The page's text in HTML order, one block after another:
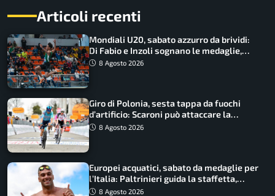
Articoli recenti
Mondiali U20, sabato azzurro da brividi:
Di Fabio e Inzoli sognano le medaglie,
Castellani e Succo in finale
8 Agosto 2026
Giro di Polonia, sesta tappa da fuochi
d’artificio: Scaroni può attaccare la
maglia di Lemmen
8 Agosto 2026
Europei acquatici, sabato da medaglie per
l’Italia: Paltrinieri guida la staffetta,
Barnabà sogna l’oro dalle grandi altezze
8 Agosto 2026